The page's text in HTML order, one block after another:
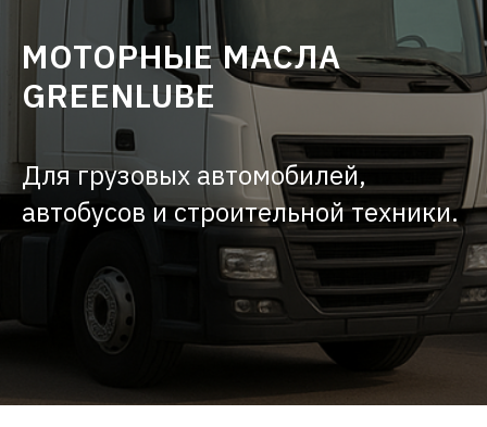
МОТОРНЫЕ МАСЛА
GREENLUBE
Для грузовых автомобилей,
автобусов и строительной техники.